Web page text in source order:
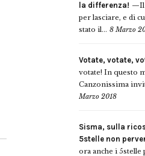
la differenza!
Il
per lasciare, e di
stato il... 8 Marzo
Votate, votate,
votate! In questo
Canzonissima
Marzo 2018
Sisma, sulla
5stelle non
ora anche i 5stelle